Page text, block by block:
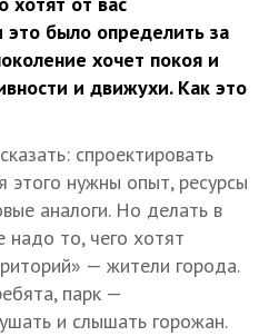
это было определить за
хочет покоя и
и движухи. Как это
спроектировать
этого нужны опыт, ресурсы
аналоги. Но делать в
то, чего хотят
— жители города.
парк —
и слышать горожан.